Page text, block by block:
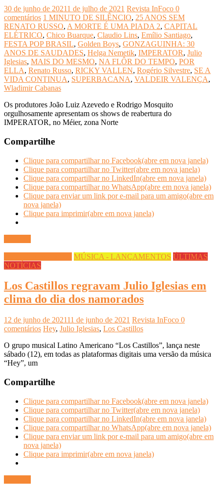
30 de junho de 20211 de julho de 2021 Revista InFoco 0
comentários 1 MINUTO DE SILÊNCIO, 25 ANOS SEM
RENATO RUSSO, A MORTE É UMA PIADA 2, CAPITAL
ELÉTRICO, Chico Buarque, Claudio Lins, Emílio Santiago,
FESTA POP BRASIL, Golden Boys, GONZAGUINHA: 30
ANOS DE SAUDADES, Helga Nemetik, IMPERATOR, Julio
Iglesias, MAIS DO MESMO, NA FLÔR DO TEMPO, POR
ELLA, Renato Russo, RICKY VALLEN, Rogério Silvestre, SE A
VIDA CONTINUA, SUPERBACANA, VALDEIR VALENÇA,
Wladimir Cabanas
Os produtores João Luiz Azevedo e Rodrigo Mosquito
orgulhosamente apresentam os shows de reabertura do
IMPERATOR, no Méier, zona Norte
Compartilhe
Clique para compartilhar no Facebook(abre em nova janela)
Clique para compartilhar no Twitter(abre em nova janela)
Clique para compartilhar no LinkedIn(abre em nova janela)
Clique para compartilhar no WhatsApp(abre em nova janela)
Clique para enviar um link por e-mail para um amigo(abre em
nova janela)
Clique para imprimir(abre em nova janela)
MÚSICA - LANÇAMENTOS ÚLTIMAS
NOTÍCIAS
Los Castillos regravam Julio Iglesias em
clima do dia dos namorados
12 de junho de 202111 de junho de 2021 Revista InFoco 0
comentários Hey, Julio Iglesias, Los Castillos
O grupo musical Latino Americano “Los Castillos”, lança neste
sábado (12), em todas as plataformas digitais uma versão da música
“Hey”, um
Compartilhe
Clique para compartilhar no Facebook(abre em nova janela)
Clique para compartilhar no Twitter(abre em nova janela)
Clique para compartilhar no LinkedIn(abre em nova janela)
Clique para compartilhar no WhatsApp(abre em nova janela)
Clique para enviar um link por e-mail para um amigo(abre em
nova janela)
Clique para imprimir(abre em nova janela)